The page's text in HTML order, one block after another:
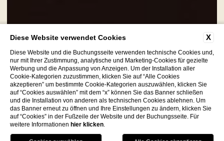
Facebook Instagram WhatsApp
EINE CHARMANTE
RESIDENZ MIT
JAHRHUNDERTEALTER
GESCHICHTE.
JETZT BUCHEN
X
Diese Website verwendet Cookies
Diese Website und die Buchungsseite verwenden technische Cookies und,
nur mit Ihrer Zustimmung, analytische und Marketing-Cookies für gezielte
Werbung und die Anpassung von Anzeigen. Um der Installation aller
Cookie-Kategorien zuzustimmen, klicken Sie auf “Alle Cookies
akzeptieren” um bestimmte Cookie-Kategorien auszuwählen, klicken Sie
auf “Cookies auswählen” mit dem “x” können Sie das Banner schließen
und die Installation von anderen als technischen Cookies ablehnen. Um
das Banner erneut zu öffnen und Ihre Einstellungen zu ändern, klicken Sie
auf “Cookies” in der Fußzeile der Website und der Buchungsseite. Für
weitere Informationen hier klicken.